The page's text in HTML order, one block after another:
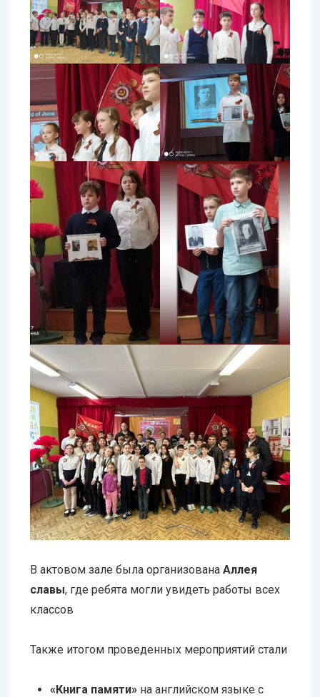
В актовом зале была организована Аллея
славы, где ребята могли увидеть работы всех
классов
Также итогом проведенных мероприятий стали
«Книга памяти» на английском языке с